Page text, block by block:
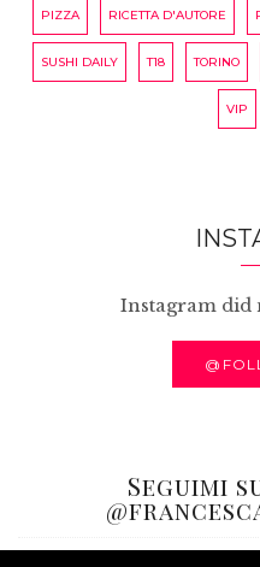
PIZZA RICETTA D'AUTORE
SUSHI DAILY T18 TORINO
VIP
Instagram did
Seguimi